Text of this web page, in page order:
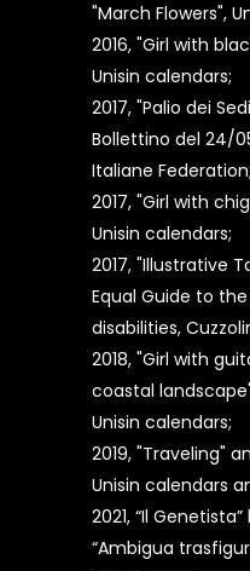
"March Flowers",
2016, "Girl with
Unisin calendars;
2017, "Palio dei
Bollettino del 24/
Italiane Federation;
2017, "Girl with
Unisin calendars;
2017, "Illustrative
Equal Guide to
disabilities,
2018, "Girl with
coastal
Unisin calendars;
2019, "Traveling"
Unisin calendars
2021, “Il
“Ambigua